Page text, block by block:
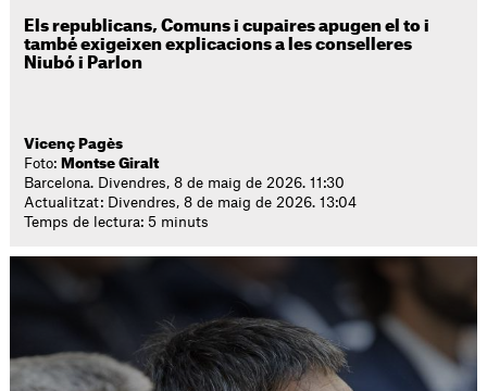
Els republicans, Comuns i cupaires apugen el to i
també exigeixen explicacions a les conselleres
Niubó i Parlon
Vicenç Pagès
Foto: Montse Giralt
Barcelona. Divendres, 8 de maig de 2026. 11:30
Actualitzat: Divendres, 8 de maig de 2026. 13:04
Temps de lectura: 5 minuts